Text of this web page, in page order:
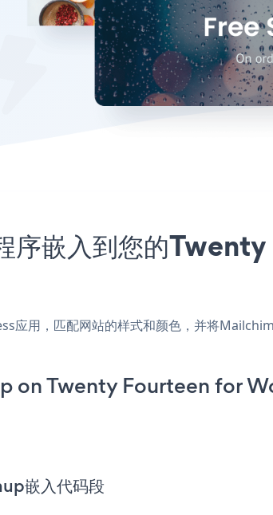
嵌入到您的
用，匹配网站的样式和颜色，并将
on Twenty Fourteen for
嵌入代码段